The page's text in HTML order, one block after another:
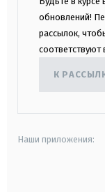
обновлений!
рассылок,
соответствуют
К
Наши приложения: